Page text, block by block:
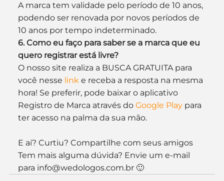
A marca tem validade pelo período de 10 anos,
podendo ser renovada por novos períodos de
10 anos por tempo indeterminado.
6. Como eu faço para saber se a marca que eu
quero registrar está livre?
O nosso site realiza a BUSCA GRATUITA para
você nesse link e receba a resposta na mesma
hora! Se preferir, pode baixar o aplicativo
Registro de Marca através do Google Play para
ter acesso na palma da sua mão.
E aí? Curtiu? Compartilhe com seus amigos
Tem mais alguma dúvida? Envie um e-mail
para info@wedologos.com.br 🙂